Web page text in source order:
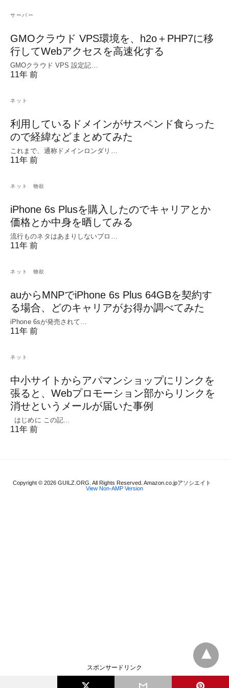
サーバー
GMOクラウド VPS環境を、h2o＋PHP7に移
行してWebアクセスを高速化する
GMOクラウド VPS 設定記…
11年 前
ネット
利用しているドメインがサスペンド食らった
ので経緯などまとめてみた
これまで、通称ドメインロンダリ…
11年 前
ネット 物欲
iPhone 6s Plusを購入したのでキャリアとか
価格とか中身を晒してみる
流行ものネタはあまりしないブロ…
11年 前
ネット 物欲
auからMNPでiPhone 6s Plus 64GBを契約す
る場合、どのキャリアがお得か調べてみた
iPhone 6sが発売されて…
11年 前
ネット
中小サイトからアパマンショップにリンクを
張ると、Webプロモーション部からリンクを
消せというメールが届いた事例
はじめに この記…
11年 前
Copyright © 2026 GUILZ.ORG. All Rights Reserved. Amazon.co.jpアソシエイト
View Non-AMP Version
スポンサードリンク